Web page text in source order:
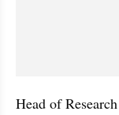
Head of